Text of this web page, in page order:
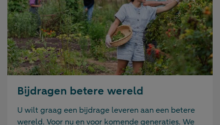
Bijdragen betere wereld
U wilt graag een bijdrage leveren aan een betere
wereld. Voor nu en voor komende generaties. We